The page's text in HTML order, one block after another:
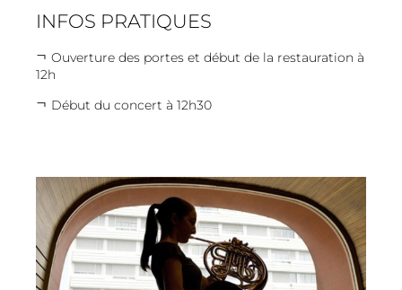
INFOS PRATIQUES
Ouverture des portes et début de la restauration à
12h
Début du concert à 12h30